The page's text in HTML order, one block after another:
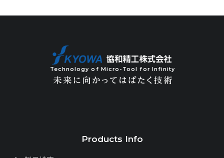
Technology of Micro-Tool for Infinity
Products Info